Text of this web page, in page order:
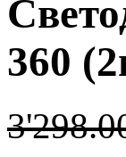
360